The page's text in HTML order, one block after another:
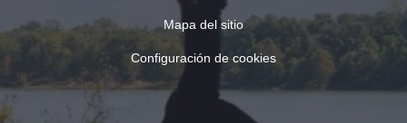
Mapa del sitio
Configuración de cookies